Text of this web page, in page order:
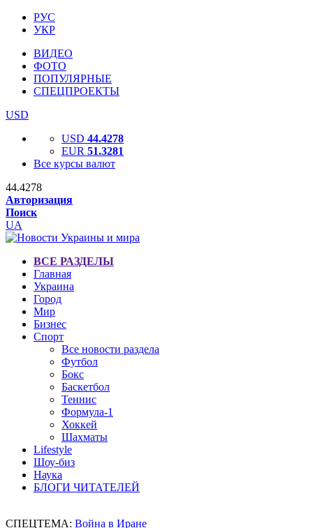
РУС
УКР
ВИДЕО
ФОТО
ПОПУЛЯРНЫЕ
СПЕЦПРОЕКТЫ
USD
USD 44.4278
EUR 51.3281
Все курсы валют
44.4278
Авторизация
Поиск
UA
ВСЕ РАЗДЕЛЫ
Главная
Украина
Город
Мир
Бизнес
Спорт
Все новости раздела
Футбол
Бокс
Баскетбол
Теннис
Формула-1
Хоккей
Шахматы
Lifestyle
Шоу-биз
Наука
БЛОГИ ЧИТАТЕЛЕЙ
СПЕЦТЕМА: Война в Иране